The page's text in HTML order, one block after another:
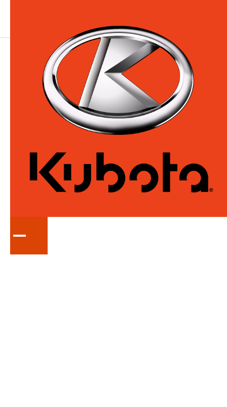
SÉRIE
CU-RANGE
Accessoires agricoles